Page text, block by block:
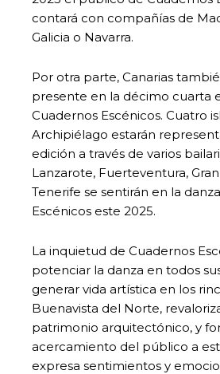
contará con compañías de
Galicia o Navarra.
Por otra parte, Canarias
presente en la décimo cuarta
Cuadernos Escénicos. Cuatro
Archipiélago estarán
edición a través de varios
Lanzarote, Fuerteventura,
Tenerife se sentirán en la
Escénicos este 2025.
La inquietud de Cuadernos
potenciar la danza en todos
generar vida artística en los
Buenavista del Norte,
patrimonio arquitectónico, y
acercamiento del público a
expresa sentimientos y